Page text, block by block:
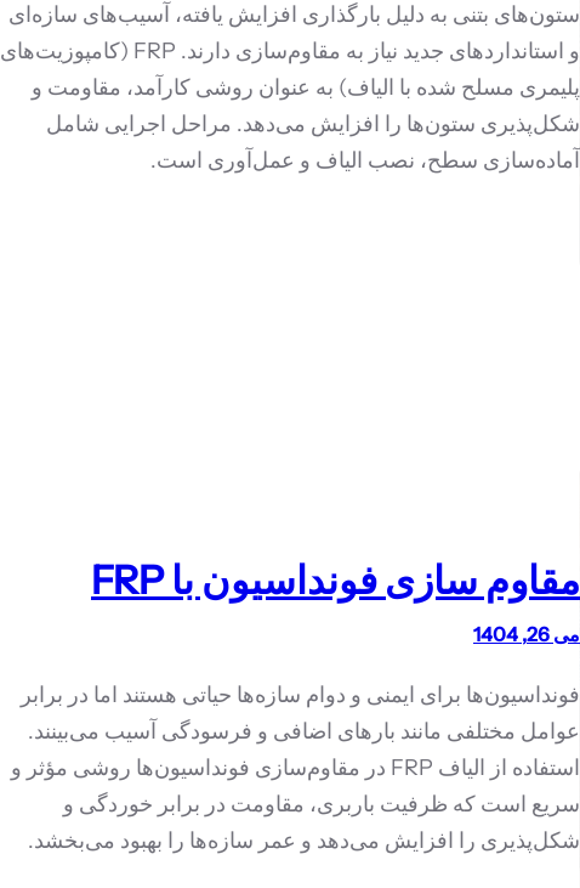
ستون‌های بتنی به دلیل بارگذاری افزایش یافته، آسیب‌های سازه‌ای
و استانداردهای جدید نیاز به مقاوم‌سازی دارند. FRP (کامپوزیت‌های
پلیمری مسلح شده با الیاف) به عنوان روشی کارآمد، مقاومت و
شکل‌پذیری ستون‌ها را افزایش می‌دهد. مراحل اجرایی شامل
آماده‌سازی سطح، نصب الیاف و عمل‌آوری است.
مقاوم سازی فونداسیون با FRP
می 26, 1404
فونداسیون‌ها برای ایمنی و دوام سازه‌ها حیاتی هستند اما در برابر
عوامل مختلفی مانند بارهای اضافی و فرسودگی آسیب می‌بینند.
استفاده از الیاف FRP در مقاوم‌سازی فونداسیون‌ها روشی مؤثر و
سریع است که ظرفیت باربری، مقاومت در برابر خوردگی و
شکل‌پذیری را افزایش می‌دهد و عمر سازه‌ها را بهبود می‌بخشد.